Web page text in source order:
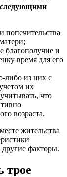
следующими
попечительства
благополучие и
время для его
либо из них с
их
что
возраста.
жительства
другие факторы.
трое